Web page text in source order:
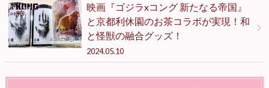
映画『ゴジラxコング 新たなる帝国』
と京都利休園のお茶コラボが実現！和
と怪獣の融合グッズ！
2024.05.10